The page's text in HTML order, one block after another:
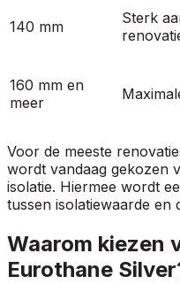
140 mm
Sterk
160 mm en
meer
Voor de meeste
wordt vandaag gekozen
isolatie. Hiermee wordt
tussen isolatiewaarde en
Waarom kiezen
Eurothane